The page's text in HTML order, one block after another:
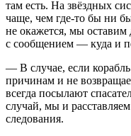
там есть. На звёздных
чаще, чем где-то бы ни
не окажется, мы
с сообщением — куда и
— В случае, если
причинам и не
всегда посылают
случай, мы и
следования.